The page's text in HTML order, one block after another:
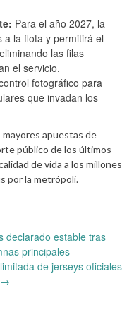
Para el año 2027, la
la flota y permitirá el
las filas
el servicio.
fotográfico para
que invadan los
mayores apuestas de
público de los últimos
de vida a los millones
por la metrópoli.
declarado estable tras
principales
de jerseys oficiales
→